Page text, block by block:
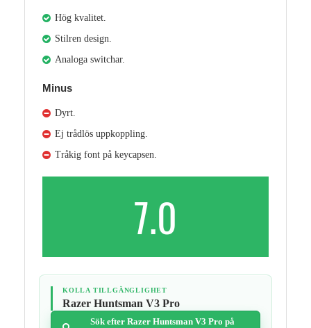
Hög kvalitet.
Stilren design.
Analoga switchar.
Minus
Dyrt.
Ej trådlös uppkoppling.
Tråkig font på keycapsen.
7.0
KOLLA TILLGÄNGLIGHET
Razer Huntsman V3 Pro
Sök efter Razer Huntsman V3 Pro på